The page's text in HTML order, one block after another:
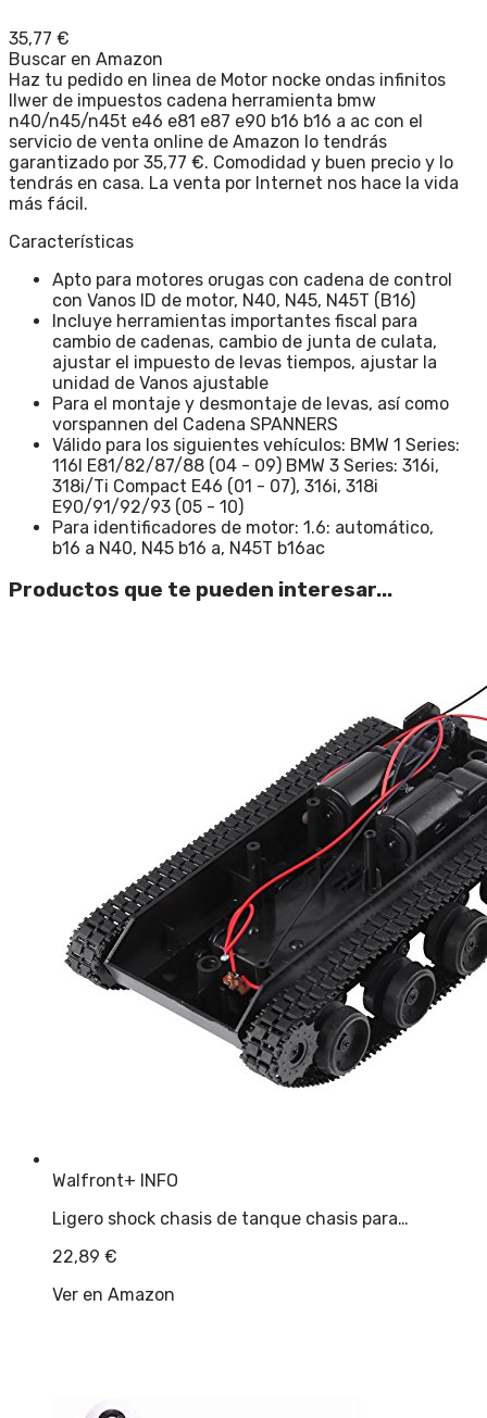
35,77 €
Buscar en Amazon
Haz tu pedido en linea de Motor nocke ondas infinitos
llwer de impuestos cadena herramienta bmw
n40/n45/n45t e46 e81 e87 e90 b16 b16 a ac con el
servicio de venta online de Amazon lo tendrás
garantizado por 35,77 €. Comodidad y buen precio y lo
tendrás en casa. La venta por Internet nos hace la vida
más fácil.
Características
Apto para motores orugas con cadena de control
con Vanos ID de motor, N40, N45, N45T (B16)
Incluye herramientas importantes fiscal para
cambio de cadenas, cambio de junta de culata,
ajustar el impuesto de levas tiempos, ajustar la
unidad de Vanos ajustable
Para el montaje y desmontaje de levas, así como
vorspannen del Cadena SPANNERS
Válido para los siguientes vehículos: BMW 1 Series:
116I E81/82/87/88 (04 - 09) BMW 3 Series: 316i,
318i/Ti Compact E46 (01 - 07), 316i, 318i
E90/91/92/93 (05 - 10)
Para identificadores de motor: 1.6: automático,
b16 a N40, N45 b16 a, N45T b16ac
Productos que te pueden interesar...
Walfront+ INFO
Ligero shock chasis de tanque chasis para…
22,89 €
Ver en Amazon